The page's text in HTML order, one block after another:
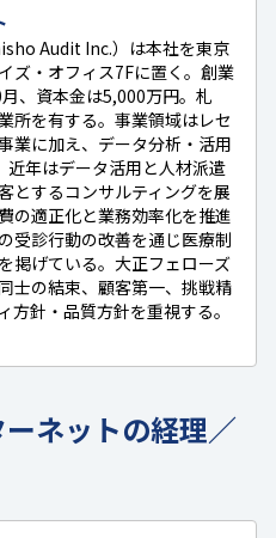
Audit Inc.）は本社を東京
ズ・オフィス7Fに置く。創業
、資本金は5,000万円。札
所を有する。事業領域はレセ
業に加え、データ分析・活用
年はデータ活用と人材派遣
とするコンサルティングを展
の適正化と業務効率化を推進
受診行動の改善を通じ医療制
掲げている。大正フェローズ
士の結束、顧客第一、挑戦精
針・品質方針を重視する。
ネットの経理／